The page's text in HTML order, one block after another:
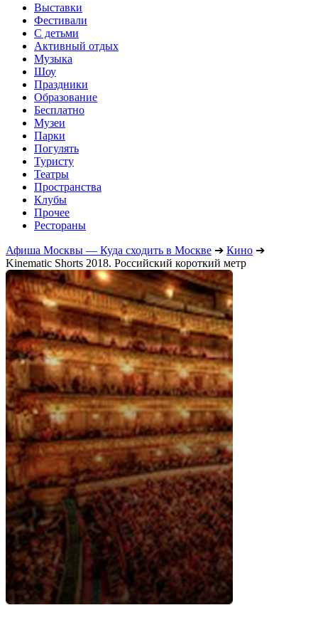
Выставки
Фестивали
С детьми
Активный отдых
Музыка
Шоу
Праздники
Образование
Бесплатно
Музеи
Парки
Погулять
Туристу
Театры
Пространства
Клубы
Прочее
Рестораны
Афиша Москвы — Куда сходить в Москве ➔ Кино ➔
Kinematic Shorts 2018. Российский короткий метр